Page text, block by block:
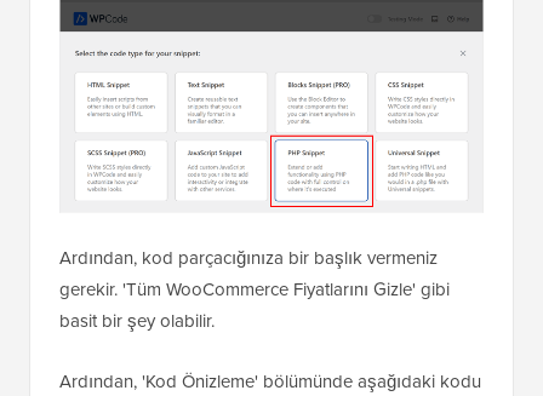
Ardından, kod parçacığınıza bir başlık vermeniz
gerekir. 'Tüm WooCommerce Fiyatlarını Gizle' gibi
basit bir şey olabilir.
Ardından, 'Kod Önizleme' bölümünde aşağıdaki kodu